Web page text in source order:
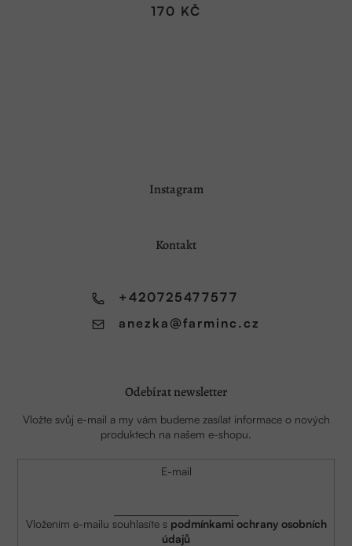
170 KČ
Instagram
Kontakt
anezka @farminc.cz
+420725477577
Odebírat newsletter
Vložte svůj e-mail a my vám budeme zasílat informace o nových
produktech na našem e-shopu.
E-mail
Vložením e-mailu souhlasíte s podmínkami ochrany osobních
údajů